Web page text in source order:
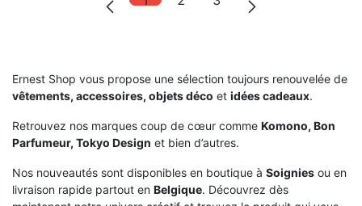
Ernest Shop vous propose une sélection toujours renouvelée de
vêtements, accessoires, objetsdéco et idéescadeaux.
Retrouvez nos marques coup de cœur comme Komono, Bon
Parfumeur, Tokyo Design et bien d’autres.
Nos nouveautés sont disponibles en boutique à Soignies ou en
livraison rapide partout en Belgique. Découvrez dès